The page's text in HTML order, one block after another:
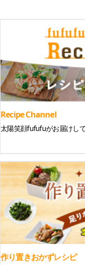
Recipe Channel
太陽笑顔fufufuがお届けし
作り置きおかずレシピ